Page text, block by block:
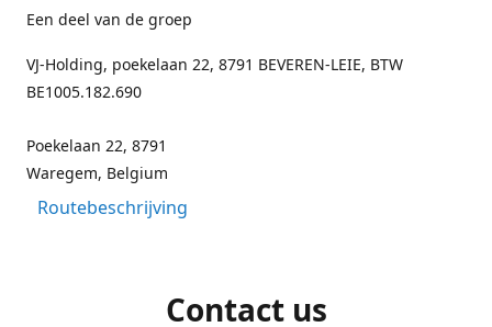
Een deel van de groep
VJ-Holding, poekelaan 22, 8791 BEVEREN-LEIE, BTW
BE1005.182.690
Poekelaan 22, 8791
Waregem, Belgium
Routebeschrijving
Contact us